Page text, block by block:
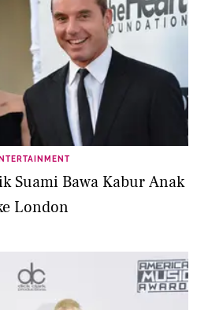
Suami Bawa Kabur Anak
London